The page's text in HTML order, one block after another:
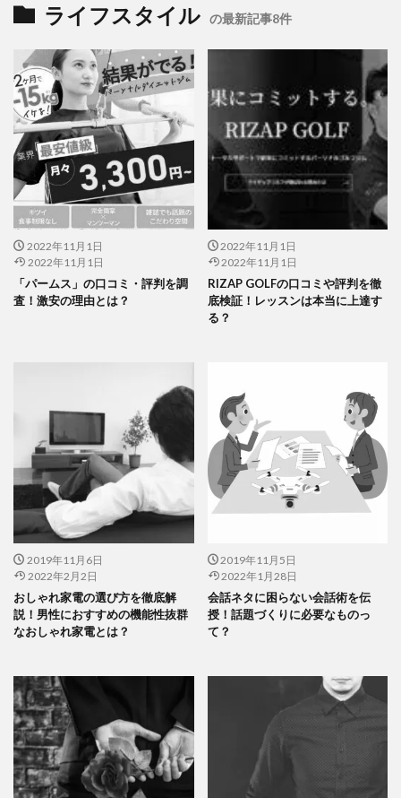
ライフスタイル の最新記事8件
2022年11月1日
2022年11月1日
「パームス」の口コミ・評判を調
査！激安の理由とは？
2022年11月1日
2022年11月1日
RIZAP GOLFの口コミや評判を徹
底検証！レッスンは本当に上達す
る？
2019年11月6日
2022年2月2日
おしゃれ家電の選び方を徹底解
説！男性におすすめの機能性抜群
なおしゃれ家電とは？
2019年11月5日
2022年1月28日
会話ネタに困らない会話術を伝
授！話題づくりに必要なものっ
て？